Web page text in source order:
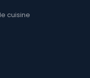
cuisine